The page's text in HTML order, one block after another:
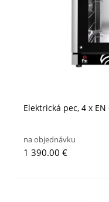
Elektrická pec, 4 x EN
na objednávku
1 390.00 €